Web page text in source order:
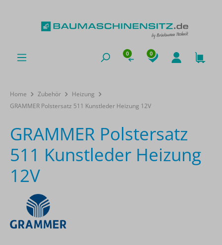
0 0
Home Zubehör
Heizung
GRAMMER Polstersatz 511 Kunstleder Heizung 12V
GRAMMER Polstersatz
511 Kunstleder Heizung
12V